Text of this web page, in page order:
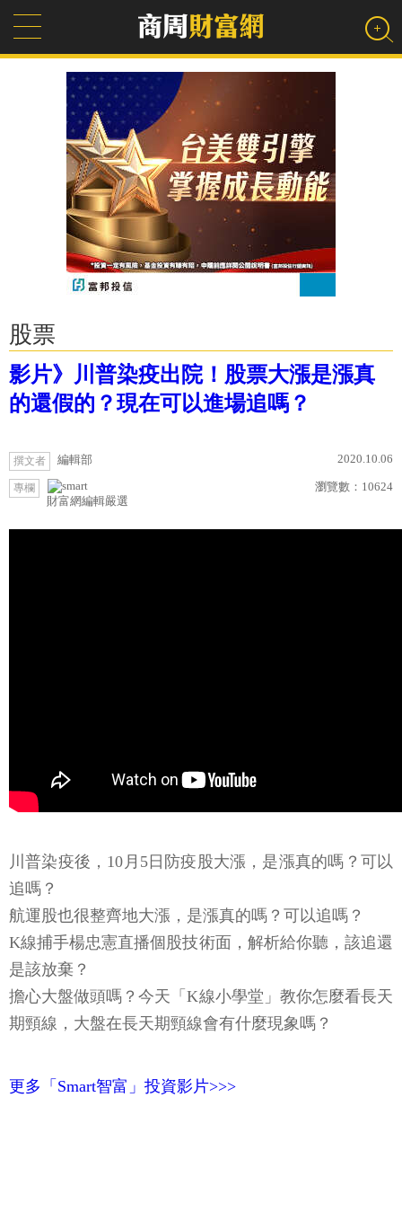
股票
影片》川普染疫出院！股票大漲是漲真
的還假的？現在可以進場追嗎？
撰文者 編輯部 2020.10.06
專欄
財富網編輯嚴選
瀏覽數： 10624
川普染疫後，10月5日防疫股大漲，是漲真的嗎？可以
追嗎？
航運股也很整齊地大漲，是漲真的嗎？可以追嗎？
K線捕手楊忠憲直播個股技術面，解析給你聽，該追還
是該放棄？
擔心大盤做頭嗎？今天「K線小學堂」教你怎麼看長天
期頸線，大盤在長天期頸線會有什麼現象嗎？
更多「Smart智富」投資影片>>>